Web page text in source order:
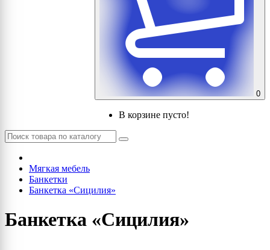
0
В корзине пусто!
Мягкая мебель
Банкетки
Банкетка «Сицилия»
Банкетка «Сицилия»